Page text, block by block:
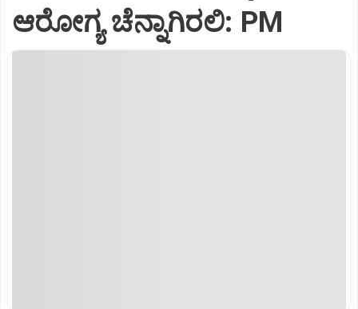
ಆರೋಗ್ಯ ಚೆನ್ನಾಗಿರಲಿ: PM